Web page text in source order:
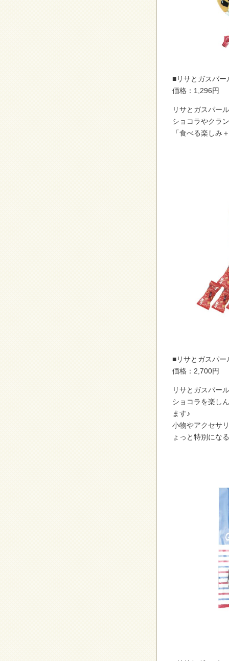
■リサとガスパー
価格：1,296円
リサとガスパー
ショコラやクラ
「食べる楽しみ
■リサとガスパー
価格：2,700円
リサとガスパー
ショコラを楽し
ます♪
小物やアクセサ
ょっと特別にな